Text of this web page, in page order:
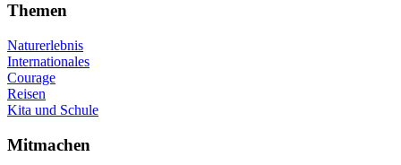
Themen
Naturerlebnis
Internationales
Courage
Reisen
Kita und Schule
Mitmachen